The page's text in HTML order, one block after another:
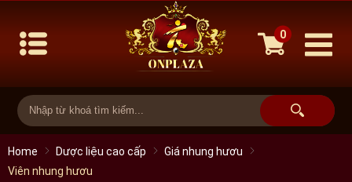
0
Home Dược liệu cao cấp
Giá nhung hươu
Viên nhung hươu